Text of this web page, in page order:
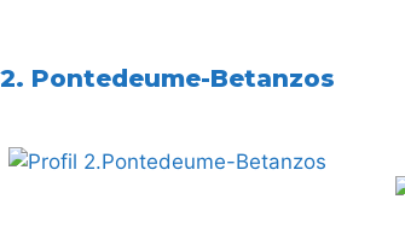
2. Pontedeume-Betanzos